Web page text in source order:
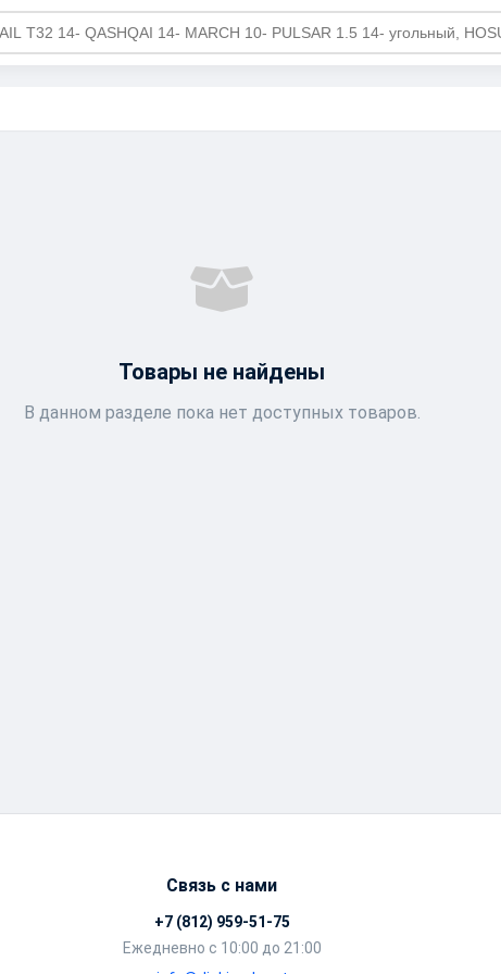
Товары не найдены
В данном разделе пока нет доступных товаров.
Связь с нами
+7 (812) 959-51-75
Ежедневно с 10:00 до 21:00